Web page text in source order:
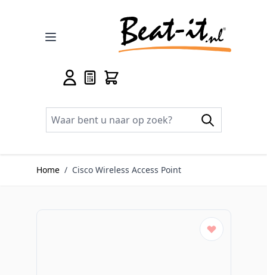
Home / Cisco Wireless Access Point